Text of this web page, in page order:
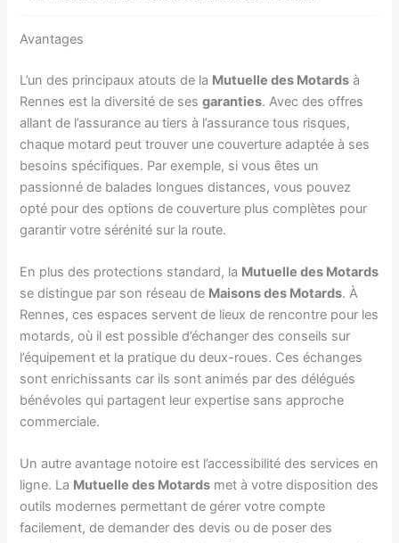
Avantages
L’un des principaux atouts de la Mutuelle des Motards à
Rennes est la diversité de sesgaranties. Avec des offres
allant de l’assurance au tiers à l’assurance tous risques,
chaque motard peut trouver une couverture adaptée à ses
besoins spécifiques. Par exemple, si vous êtes un
passionné de balades longues distances, vous pouvez
opté pour des options de couverture plus complètes pour
garantir votre sérénité sur la route.
En plus des protections standard, la Mutuelle des Motards
se distingue par son réseau de Maisons des Motards. À
Rennes, ces espaces servent de lieux de rencontre pour les
motards, où il est possible d’échanger des conseils sur
l’équipement et la pratique du deux-roues. Ces échanges
sont enrichissants car ils sont animés par des délégués
bénévoles qui partagent leur expertise sans approche
commerciale.
Un autre avantage notoire est l’accessibilité des services en
ligne. La Mutuelle des Motards met à votre disposition des
outils modernes permettant de gérer votre compte
facilement, de demander des devis ou de poser des